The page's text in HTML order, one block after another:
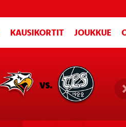
KAUSIKORTIT JOUKKUE
VS.